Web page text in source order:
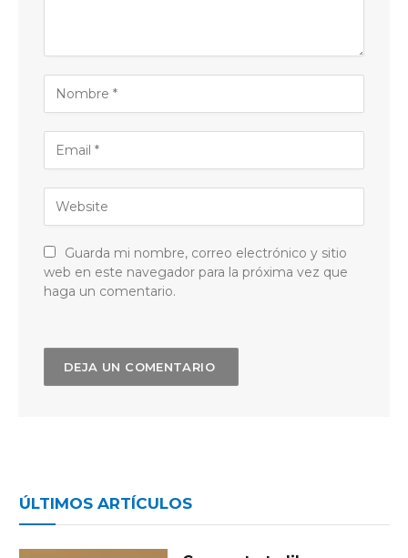
Guarda mi nombre, correo electrónico y sitio
web en este navegador para la próxima vez que
haga un comentario.
ÚLTIMOS ARTÍCULOS